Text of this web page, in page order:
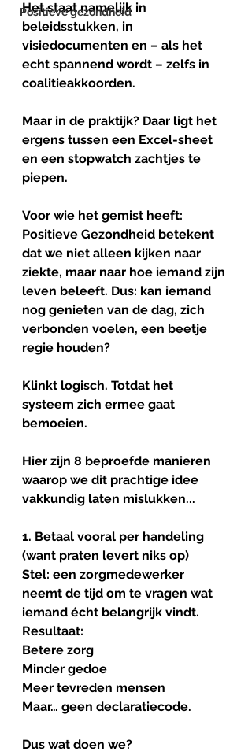
Positieve gezondheid
Het staat namelijk in
beleidsstukken, in
visiedocumenten en – als het
echt spannend wordt – zelfs in
coalitieakkoorden.
Maar in de praktijk? Daar ligt het
ergens tussen een Excel-sheet
en een stopwatch zachtjes te
piepen.
Voor wie het gemist heeft:
Positieve Gezondheid betekent
dat we niet alleen kijken naar
ziekte, maar naar hoe iemand zijn
leven beleeft. Dus: kan iemand
nog genieten van de dag, zich
verbonden voelen, een beetje
regie houden?
Klinkt logisch. Totdat het
systeem zich ermee gaat
bemoeien.
Hier zijn 8 beproefde manieren
waarop we dit prachtige idee
vakkundig laten mislukken...
1. Betaal vooral per handeling
(want praten levert niks op)
Stel: een zorgmedewerker
neemt de tijd om te vragen wat
iemand écht belangrijk vindt.
Resultaat:
Betere zorg
Minder gedoe
Meer tevreden mensen
Maar… geen declaratiecode.
Dus wat doen we?